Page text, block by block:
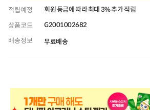
적립예정
회원 등급에 따라 최대 3% 추가 적립
상품코드
G2001002682
배송정보
무료배송